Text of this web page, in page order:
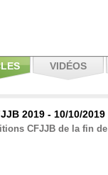
VIDÉOS
2019 - 10/10/2019
CFJJB de la fin de